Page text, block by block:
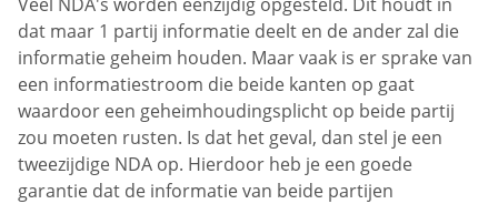
dat maar 1 partij informatie deelt en de ander zal die
informatie geheim houden. Maar vaak is er sprake van
een informatiestroom die beide kanten op gaat
waardoor een geheimhoudingsplicht op beide partij
zou moeten rusten. Is dat het geval, dan stel je een
tweezijdige NDA op. Hierdoor heb je een goede
garantie dat de informatie van beide partijen